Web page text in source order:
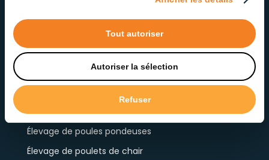
Tout autoriser
Autoriser la sélection
Refuser
PRODUITS PAR APPLICATION
Élevage de poules pondeuses
Élevage de poulets de chair